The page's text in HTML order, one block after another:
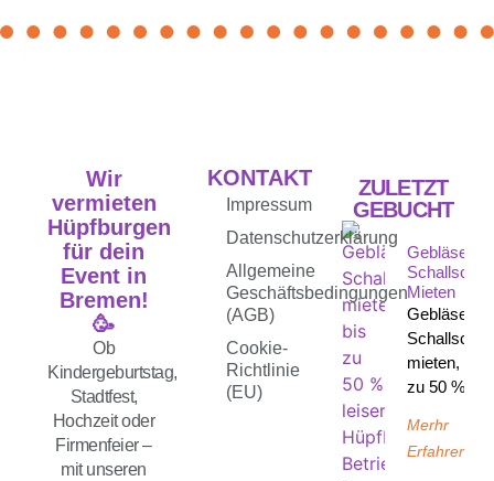
Wir
vermieten
Hüpfburgen
für dein
Event in
Bremen!
🥳
Ob
Kindergeburtstag,
Stadtfest,
Hochzeit oder
Firmenfeier –
mit unseren
KONTAKT
Impressum
Datenschutzerklärung
Allgemeine
Geschäftsbedingungen
(AGB)
Cookie-
Richtlinie
(EU)
ZULETZT
GEBUCHT
Gebläse
Mieten
Gebläse
mieten, bis
zu 50 %
Merhr
Erfahren